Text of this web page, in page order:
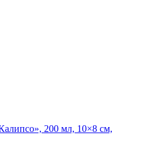
200 мл, 10×8 см,